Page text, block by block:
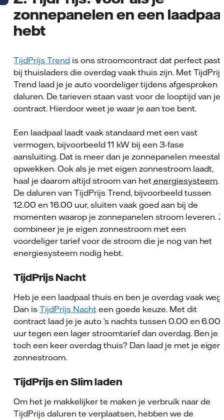
zonnepanelen en een laadpaal
hebt
TijdPrijs Trendis ons stroomcontract dat perfect past
bij thuisladers die overdag vaak thuis zijn. Met
Trend laad je je auto voordeliger tijdens afgesproken
daluren. De tarieven staan vast voor de looptijd van je
contract. Hierdoor weet je waar je aan toe bent.
Een laadpaal laadt vaak standaard met een vast
vermogen, bijvoorbeeld 11 kW bij een 3-fase
aansluiting. Dat is meer dan je zonnepanelen meestal
opwekken. Ook als je met eigen zonnestroom laadt,
haal je daarom altijd stroom van het energiesysteem.
De daluren van TijdPrijs Trend, bijvoorbeeld tussen
12.00 en 16.00 uur, sluiten vaak goed aan bij de
momenten waarop je zonnepanelen stroom leveren.
combineer je je eigen zonnestroom met een
voordeliger tarief voor de stroom die je nog van het
energiesysteem nodig hebt.
TijdPrijs Nacht
Heb je een laadpaal thuis en ben je overdag vaak
Dan is TijdPrijs Nachteen goede keuze. Met dit
contract laad je je auto ’s nachts tussen 0.00 en 6.00
uur tegen een lager stroomtarief dan overdag. Ben je
toch een keer overdag thuis? Dan laad je met je eigen
zonnestroom.
TijdPrijs en Slim laden
Om het je makkelijker te maken je verbruik naar de
TijdPrijs daluren te verplaatsen, hebben we de